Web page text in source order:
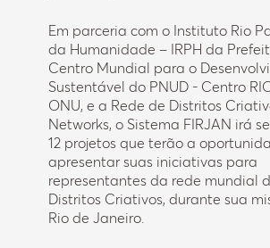
Em parceria com o Instituto Rio
da Humanidade – IRPH da
Centro Mundial para o
Sustentável do PNUD - Centro
ONU, e a Rede de Distritos
Networks, o Sistema FIRJAN irá
12 projetos que terão a
apresentar suas iniciativas para
representantes da rede mundial
Distritos Criativos, durante sua
Rio de Janeiro.